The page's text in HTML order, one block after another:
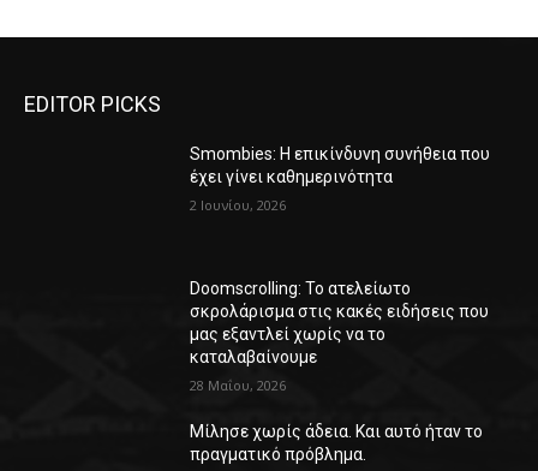
EDITOR PICKS
Smombies: Η επικίνδυνη συνήθεια που
έχει γίνει καθημερινότητα
2 Ιουνίου, 2026
Doomscrolling: Το ατελείωτο
σκρολάρισμα στις κακές ειδήσεις που
μας εξαντλεί χωρίς να το
καταλαβαίνουμε
28 Μαΐου, 2026
Μίλησε χωρίς άδεια. Και αυτό ήταν το
πραγματικό πρόβλημα.